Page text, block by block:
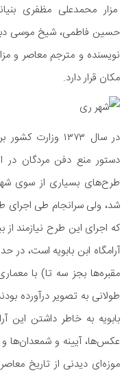
مزار محمدعلی مظفری
حسین فاطمی، شیخ موسی
مکان قرار دارد.​​
در سال ۱۳۷۳
دستور منع دفن مردگان
طرح‌های بسیاری از سوی
شد، ولی سرانجام طی اجرای
که اجرای این طرح نیازمند
مقبره‌ها بجز سه تا) با
طولانی به تصویر درآورده
بابویه به ‌خاطر داشتن این
عکس‌ها، آیینه و شمعدان‌ها و
موزه‌ای دیدنی از تاریخ